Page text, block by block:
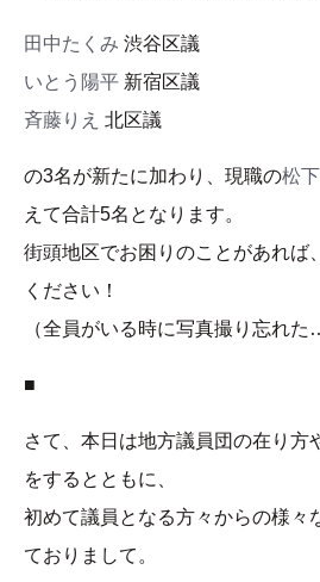
田中たくみ 渋谷区議
いとう陽平 新宿区議
斉藤りえ 北区議
の3名が新たに加わり、現職の松
えて合計5名となります。
街頭地区でお困りのことがあれば
ください！
（全員がいる時に写真撮り忘れた
■
さて、本日は地方議員団の在り方
をするとともに、
初めて議員となる方々からの様々
ておりまして。